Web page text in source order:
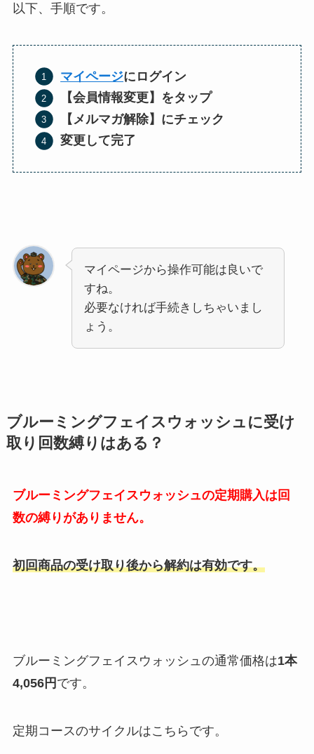
以下、手順です。
マイページにログイン
【会員情報変更】をタップ
【メルマガ解除】にチェック
変更して完了
マイページから操作可能は良いで
すね。
必要なければ手続きしちゃいまし
ょう。
ブルーミングフェイスウォッシュ に受け
取り回数縛りはある？
ブルーミングフェイスウォッシュの定期購入は回
数の縛りがありません。
初回商品の受け取り後から解約は有効です。
ブルーミングフェイスウォッシュ の通常価格は1本
4,056円 です。
定期コースのサイクルはこちらです。